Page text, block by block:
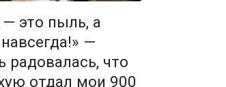
это пыль, а
—
радовалась, что
отдал мои 900